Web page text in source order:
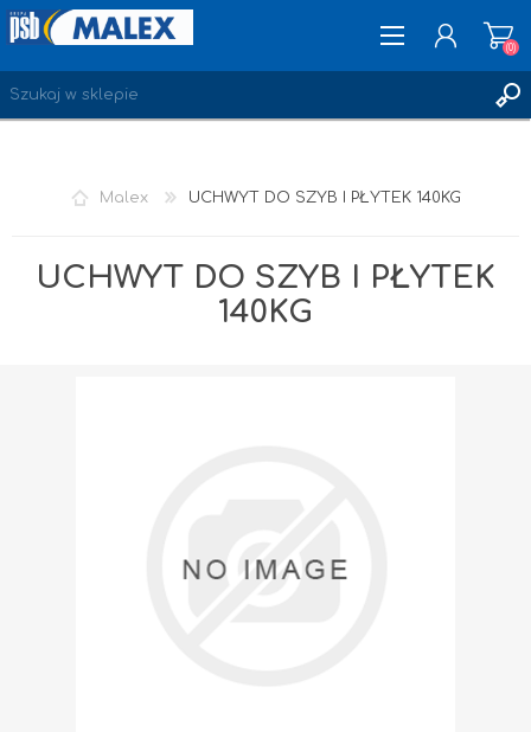
ZAREJESTRUJ SIĘ
(0)
Malex UCHWYT DO SZYB I PŁYTEK 140KG
UCHWYT DO SZYB I PŁYTEK
140KG